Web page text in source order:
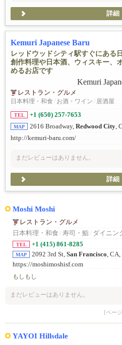
詳細
Kemuri Japanese Baru
レッドウッドシティ駅すぐにある
創作料理や日本酒、ウィスキー、
めるお店です
レストラン・グルメ
日本料理・和食 / お酒・ワイン / 居酒屋
TEL +1 (650) 257-7653
MAP 2616 Broadway, Redwood City,
http://kemuri-baru.com/
まだレビューはありません。
詳細
Moshi Moshi
レストラン・グルメ
日本料理・和食 / 寿司・鮨/ ダイニン
TEL +1 (415) 861-8285
MAP 2092 3rd St, San Francisco ,
https://moshimoshisf.com
もしもし
まだレビューはありません。
[ペー
YAYOI Hillsdale